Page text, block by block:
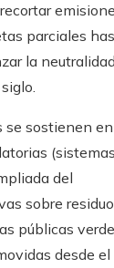
parciales
la
se sostienen en
del
sobre
públicas
desde el